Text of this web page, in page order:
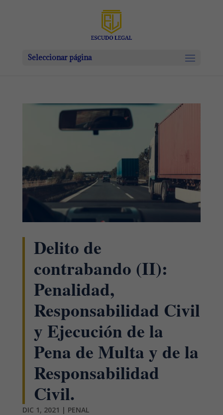
Seleccionar página
Delito de
contrabando (II):
Penalidad,
Responsabilidad Civil
y Ejecución de la
Pena de Multa y de la
Responsabilidad
Civil.
DIC 1, 2021 | PENAL